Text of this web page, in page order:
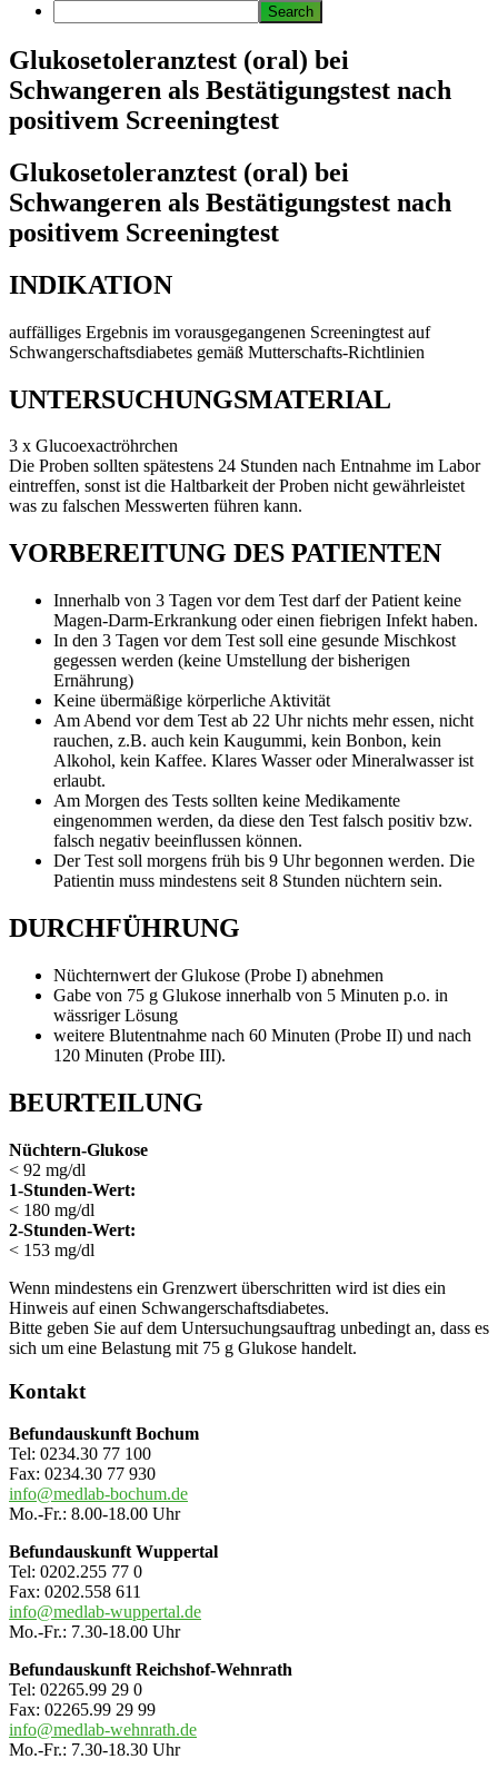
Glukosetoleranztest (oral) bei
Schwangeren als Bestätigungstest nach
positivem Screeningtest
Glukosetoleranztest (oral) bei
Schwangeren als Bestätigungstest nach
positivem Screeningtest
INDIKATION
auffälliges Ergebnis im vorausgegangenen Screeningtest auf
Schwangerschaftsdiabetes gemäß Mutterschafts-Richtlinien
UNTERSUCHUNGSMATERIAL
3 x Glucoexactröhrchen
Die Proben sollten spätestens 24 Stunden nach Entnahme im Labor
eintreffen, sonst ist die Haltbarkeit der Proben nicht gewährleistet
was zu falschen Messwerten führen kann.
VORBEREITUNG DES PATIENTEN
Innerhalb von 3 Tagen vor dem Test darf der Patient keine
Magen-Darm-Erkrankung oder einen fiebrigen Infekt haben.
In den 3 Tagen vor dem Test soll eine gesunde Mischkost
gegessen werden (keine Umstellung der bisherigen
Ernährung)
Keine übermäßige körperliche Aktivität
Am Abend vor dem Test ab 22 Uhr nichts mehr essen, nicht
rauchen, z.B. auch kein Kaugummi, kein Bonbon, kein
Alkohol, kein Kaffee. Klares Wasser oder Mineralwasser ist
erlaubt.
Am Morgen des Tests sollten keine Medikamente
eingenommen werden, da diese den Test falsch positiv bzw.
falsch negativ beeinflussen können.
Der Test soll morgens früh bis 9 Uhr begonnen werden. Die
Patientin muss mindestens seit 8 Stunden nüchtern sein.
DURCHFÜHRUNG
Nüchternwert der Glukose (Probe I) abnehmen
Gabe von 75 g Glukose innerhalb von 5 Minuten p.o. in
wässriger Lösung
weitere Blutentnahme nach 60 Minuten (Probe II) und nach
120 Minuten (Probe III).
BEURTEILUNG
Nüchtern-Glukose
< 92 mg/dl
1-Stunden-Wert:
< 180 mg/dl
2-Stunden-Wert:
< 153 mg/dl
Wenn mindestens ein Grenzwert überschritten wird ist dies ein
Hinweis auf einen Schwangerschaftsdiabetes.
Bitte geben Sie auf dem Untersuchungsauftrag unbedingt an, dass es
sich um eine Belastung mit 75 g Glukose handelt.
Seitenspalte
Kontakt
Befundauskunft Bochum
Tel: 0234.30 77 100
Fax: 0234.30 77 930
info@medlab-bochum.de
Mo.-Fr.: 8.00-18.00 Uhr
Befundauskunft Wuppertal
Tel: 0202.255 77 0
Fax: 0202.558 611
info@medlab-wuppertal.de
Mo.-Fr.: 7.30-18.00 Uhr
Befundauskunft Reichshof-Wehnrath
Tel: 02265.99 29 0
Fax: 02265.99 29 99
info@medlab-wehnrath.de
Mo.-Fr.: 7.30-18.30 Uhr